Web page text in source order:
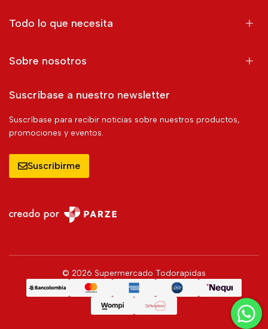
Todo lo que necesita
Sobre nosotros
Suscríbase a nuestro newsletter
Suscríbase para recibir noticias sobre nuestros productos,
promociones y eventos.
Suscribirme
© 2026 Supermercado Todorapidas